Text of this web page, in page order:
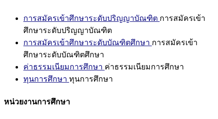
การสมัครเข้าศึกษาระดับปริญญาบัณฑิต การสมัครเข้า
ศึกษาระดับปริญญาบัณฑิต
การสมัครเข้าศึกษาระดับบัณฑิตศึกษา การสมัครเข้า
ศึกษาระดับบัณฑิตศึกษา
ค่าธรรมเนียมการศึกษา ค่าธรรมเนียมการศึกษา
ทุนการศึกษา ทุนการศึกษา
หน่วยงานการศึกษา